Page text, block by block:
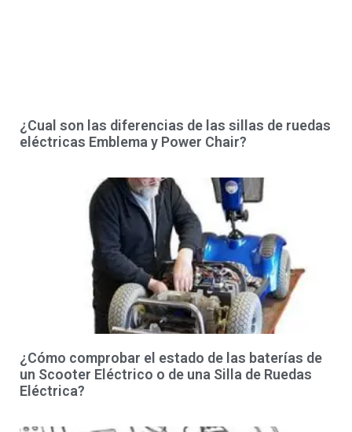
¿Cual son las diferencias de las sillas de ruedas
eléctricas Emblema y Power Chair?
¿Cómo comprobar el estado de las baterías de
un Scooter Eléctrico o de una Silla de Ruedas
Eléctrica?